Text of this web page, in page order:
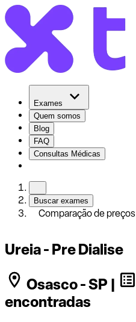
Exames
Quem somos
Blog
FAQ
Consultas Médicas
Buscar exames
Comparação de preços
Ureia - Pre Dialise
Osasco - SP |
encontradas